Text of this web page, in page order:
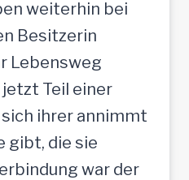
weiterhin bei
Besitzerin
Lebensweg
Teil einer
ihrer annimmt
gibt, die sie
war der